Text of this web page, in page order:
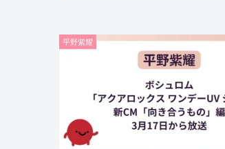
平野紫耀